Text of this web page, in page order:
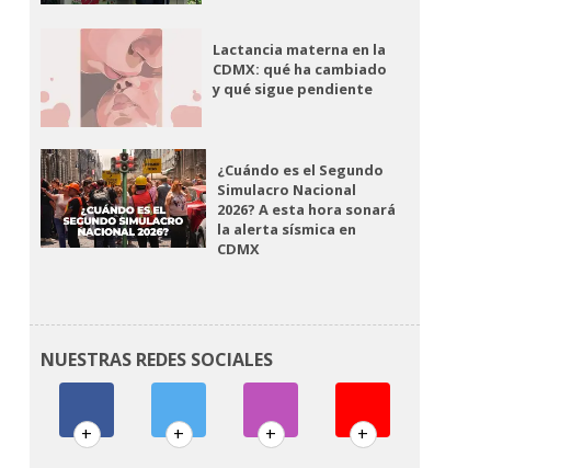
Lactancia materna en la
CDMX: qué ha cambiado
y qué sigue pendiente
¿Cuándo es el Segundo
Simulacro Nacional
2026? A esta hora sonará
la alerta sísmica en
CDMX
NUESTRAS REDES SOCIALES
+ + + +